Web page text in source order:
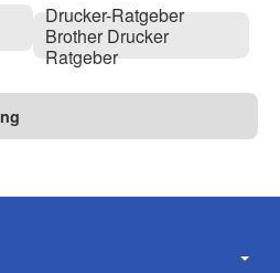
Drucker-Ratgeber
Brother Drucker
Ratgeber